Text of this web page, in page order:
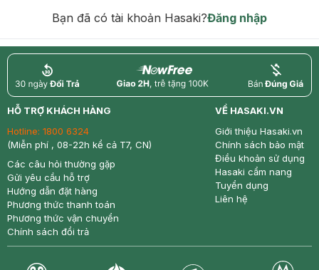
Bạn đã có tài khoản Hasaki?Đăng nhập
return nowfree price
HỖ TRỢ KHÁCH HÀNG
Hotline: 1800 6324
(Miễn phí , 08-22h kể cả T7, CN)
Các câu hỏi thường gặp
Gửi yêu cầu hỗ trợ
Hướng dẫn đặt hàng
Phương thức thanh toán
Phương thức vận chuyển
Chính sách đổi trả
VỀ HASAKI.VN
Giới thiệu Hasaki.vn
Chính sách bảo mật
Điều khoản sử dụng
Hasaki cẩm nang
Tuyển dụng
Liên hệ